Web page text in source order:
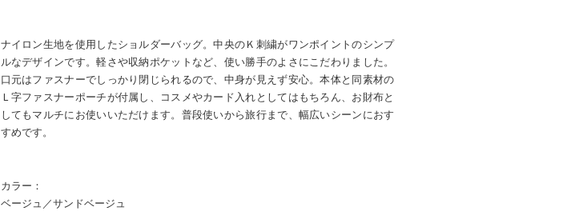
ナイロン生地を使用したショルダーバッグ。中央のＫ刺繍がワンポイントのシンプ
ルなデザインです。軽さや収納ポケットなど、使い勝手のよさにこだわりました。
口元はファスナーでしっかり閉じられるので、中身が見えず安心。本体と同素材の
Ｌ字ファスナーポーチが付属し、コスメやカード入れとしてはもちろん、お財布と
してもマルチにお使いいただけます。普段使いから旅行まで、幅広いシーンにおす
すめです。
カラー：
ベージュ／サンドベージュ